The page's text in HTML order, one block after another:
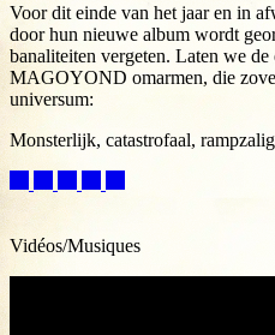
Voor dit einde van het jaar en in
door hun nieuwe album wordt
banaliteiten vergeten. Laten we
MAGOYOND omarmen, die
universum:
Monsterlijk, catastrofaal,
Vidéos/Musiques